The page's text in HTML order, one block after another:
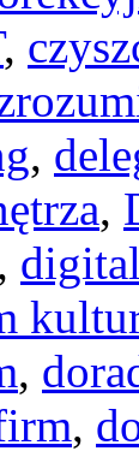
,
,
,
,
,